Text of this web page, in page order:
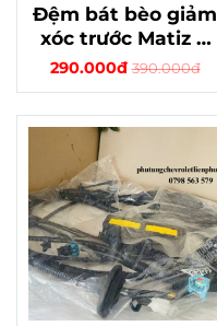
Đệm bát bèo giảm
xóc trước Matiz 4
Spark M300 chính
290.000đ 390.000đ